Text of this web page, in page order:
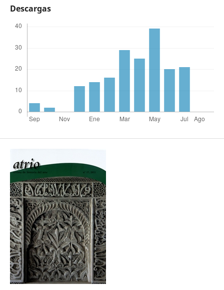
Descargas